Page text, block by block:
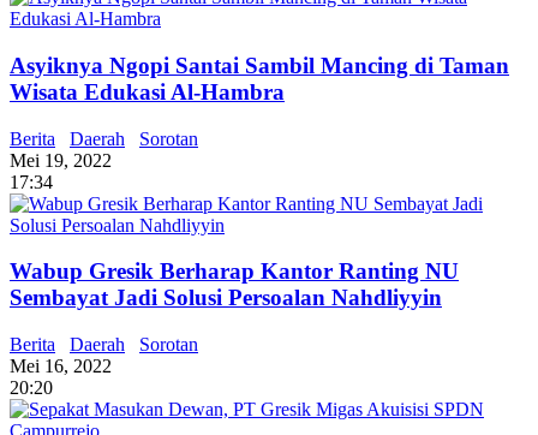
Asyiknya Ngopi Santai Sambil Mancing di Taman
Wisata Edukasi Al-Hambra
Berita Daerah
Sorotan
Mei 19, 2022
17:34
Wabup Gresik Berharap Kantor Ranting NU
Sembayat Jadi Solusi Persoalan Nahdliyyin
Berita Daerah
Sorotan
Mei 16, 2022
20:20